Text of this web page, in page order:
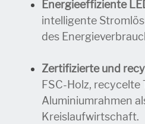
Energieeffiziente
intelligente
des
Zertifizierte und
FSC-Holz, recycelte
Aluminiumrahmen
Kreislaufwirtschaft.